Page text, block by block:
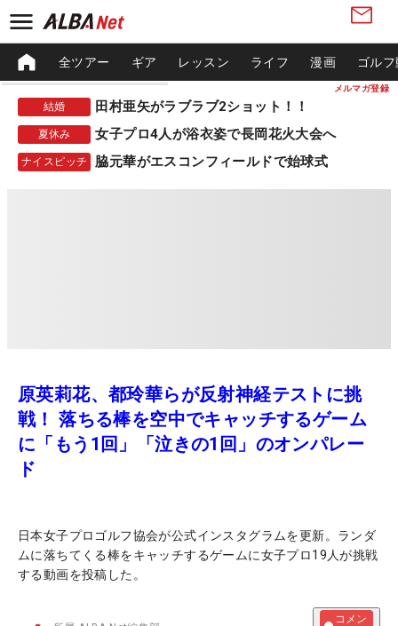
メルマガ登録
全ツアー ギア レッスン ライフ 漫画 ゴル
結婚 田村亜矢がラブラブ2ショット！！
夏休み 女子プロ4人が浴衣姿で長岡花火大会へ
ナイスピッチ 脇元華がエスコンフィールドで始球式
原英莉花、都玲華らが反射神経テストに挑
戦！ 落ちる棒を空中でキャッチするゲーム
に「もう1回」「泣きの1回」のオンパレー
ド
日本女子プロゴルフ協会が公式インスタグラムを更新。ランダ
ムに落ちてくる棒をキャッチするゲームに女子プロ19人が挑戦
する動画を投稿した。
コメン